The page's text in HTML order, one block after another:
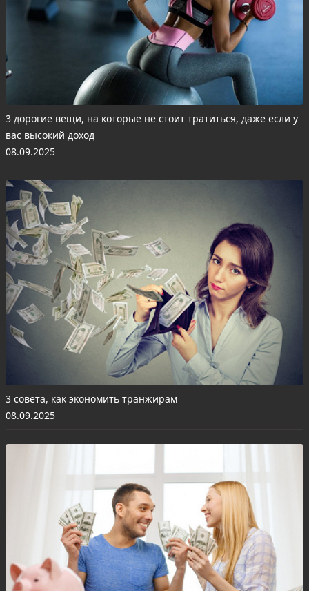
3 дорогие вещи, на которые не стоит тратиться, даже если у
вас высокий доход
08.09.2025
3 совета, как экономить транжирам
08.09.2025